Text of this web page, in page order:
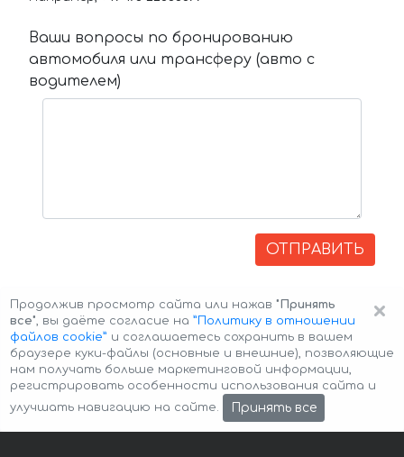
Ваши вопросы по бронированию
автомобиля или трансферу (авто с
водителем)
ОТПРАВИТЬ
Авторские права © 2026 Авто-Аренда Cookie Policy
×
Продолжив просмотр сайта или нажав "Принять
все", вы даёте согласие на ”Политику в отношении
файлов cookie” и соглашаетесь сохранить в вашем
браузере куки-файлы (основные и внешние), позволяющие
нам получать больше маркетинговой информации,
регистрировать особенности использования сайта и
улучшать навигацию на сайте.
Принять все